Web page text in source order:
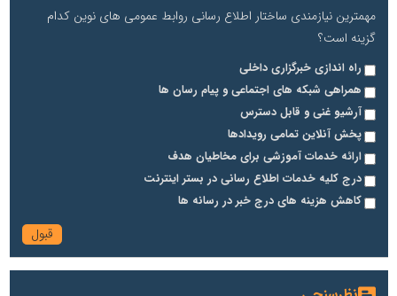
مهمترین نیازمندی ساختار اطلاع رسانی روابط عمومی های نوین کدام
گزینه است؟
راه اندازی خبرگزاری داخلی
همراهی شبکه های اجتماعی و پیام رسان ها
آرشیو غنی و قابل دسترس
پخش آنلاین تمامی رویدادها
ارائه خدمات آموزشی برای مخاطیان هدف
درج کلیه خدمات اطلاع رسانی در بستر اینترنت
کاهش هزینه های درج خبر در رسانه ها